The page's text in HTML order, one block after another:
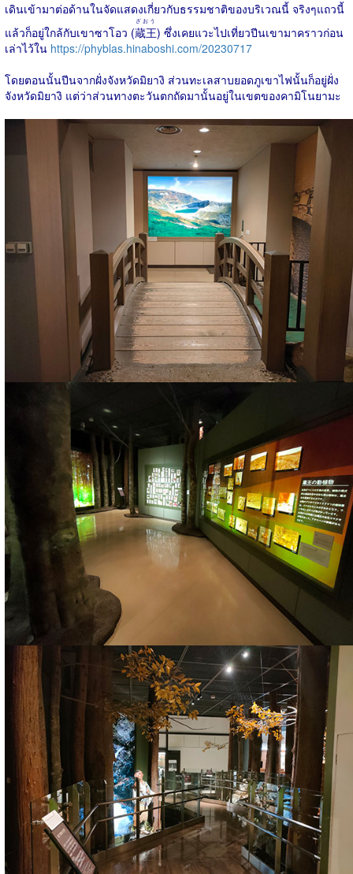
เดินเข้ามาต่อด้านในจัดแสดงเกี่ยวกับธรรมชาติของบริเวณนี้ จริงๆแถวนี้
แล้วก็อยู่ใกล้กับเขาซาโอว (蔵王
ざおう
) ซึ่งเคยแวะไปเที่ยวปีนเขามาคราวก่อน
เล่าไว้ใน https://phyblas.hinaboshi.com/20230717
โดยตอนนั้นปีนจากฝั่งจังหวัดมิยางิ ส่วนทะเลสาบยอดภูเขาไฟนั้นก็อยู่ฝั่ง
จังหวัดมิยางิ แต่ว่าส่วนทางตะวันตกถัดมานั้นอยู่ในเขตของคามิโนยามะ